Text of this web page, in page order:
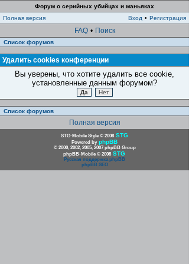
Форум о серийных убийцах и маньяках
Полная версия
Вход • Регистрация
FAQ • Поиск
Список форумов
Удалить cookies конференции
Вы уверены, что хотите удалить все cookie,
установленные данным форумом?
Список форумов
Полная версия
STG-Mobile Style © 2008 STG
Powered by phpBB
© 2000, 2002, 2005, 2007 phpBB Group
phpBB-Mobile © 2008 STG
Русская поддержка phpBB
phpBB SEO